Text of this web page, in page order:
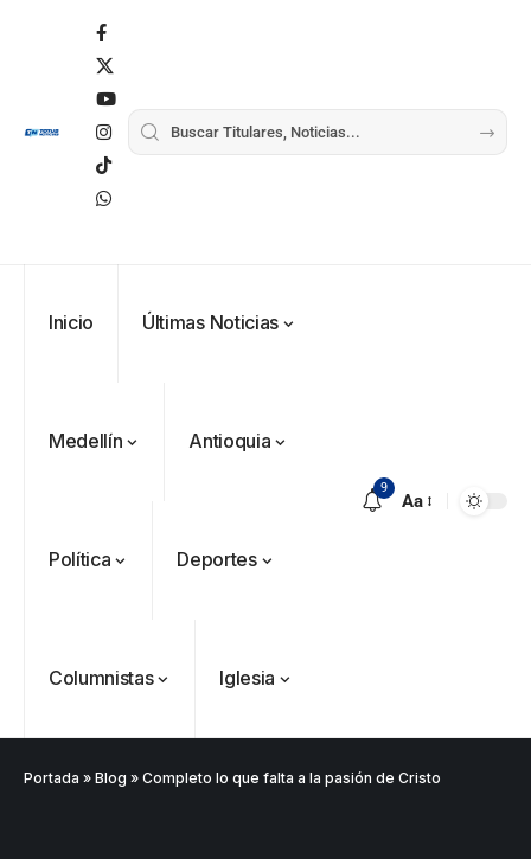
Inicio Últimas Noticias
Medellín Antioquia
Política Deportes
Columnistas Iglesia
9
Aa
Portada » Blog » Completo lo que falta a la pasión de Cristo